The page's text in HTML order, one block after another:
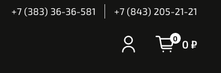
+7 (383) 36-36-581 +7 (843) 205-21-21
0 0 ₽